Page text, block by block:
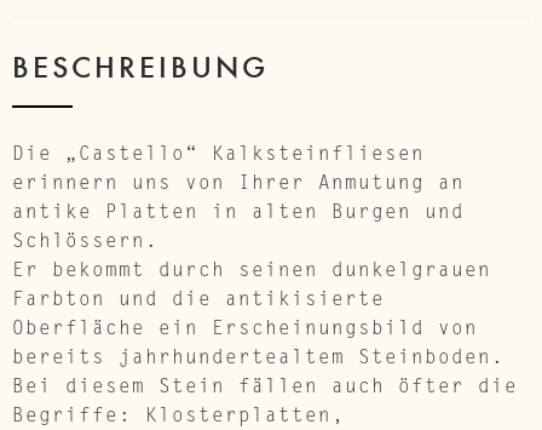
BESCHREIBUNG
Die „Castello“ Kalksteinfliesen
erinnern uns von Ihrer Anmutung an
antike Platten in alten Burgen und
Schlössern.
Er bekommt durch seinen dunkelgrauen
Farbton und die antikisierte
Oberfläche ein Erscheinungsbild von
bereits jahrhundertealtem Steinboden.
Bei diesem Stein fällen auch öfter die
Begriffe: Klosterplatten,